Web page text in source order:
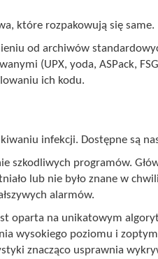
które rozpakowują się same.
od archiwów
(UPX, yoda, ASPack,
ich kodu.
infekcji. Dostępne są
szkodliwych programów.
lub nie było znane w
alarmów.
oparta na unikatowym
wysokiego poziomu i
znacząco usprawnia